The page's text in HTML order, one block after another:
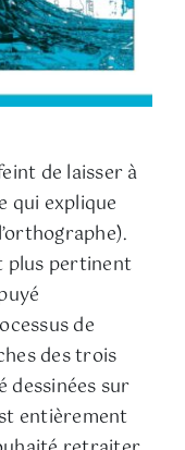
de laisser à
qui explique
plus pertinent
de
des trois
dessinées sur
entièrement